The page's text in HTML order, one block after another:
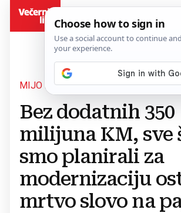
MIJO KREŠIĆ
Bez dodatnih 350
milijuna KM, sve
smo planirali za
modernizaciju
mrtvo slovo na